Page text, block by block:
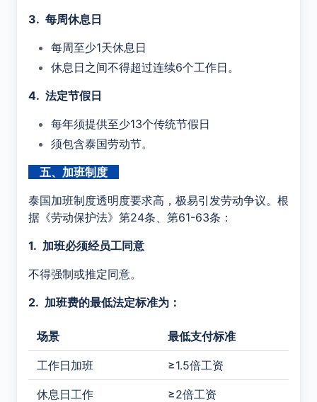
3. 每周休息日
每周至少1天休息日
休息日之间不得超过连续6个工作日。
4. 法定节假日
每年须提供至少13个传统节假日
须包含泰国劳动节。
五、加班制度
泰国加班制度透明度要求高，极易引发劳动争议。根
据《劳动保护法》第24条、第61-63条：
1. 加班必须经员工同意
不得强制或推定同意。
2. 加班费的最低法定标准为：
场景 最低支付标准
工作日加班 ≥1.5倍工资
休息日工作 ≥2倍工资